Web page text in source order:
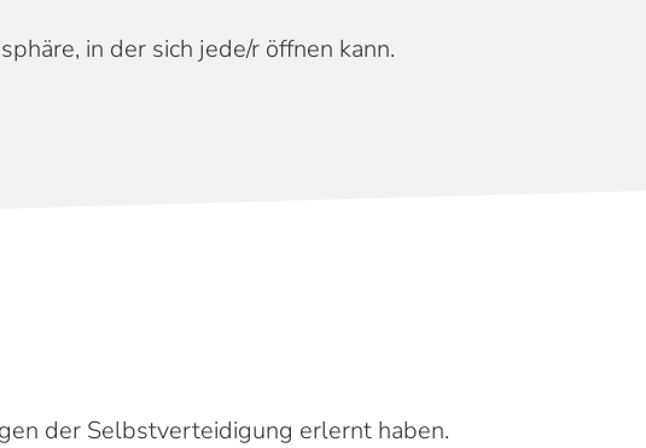
in der sich jede/r öffnen kann.
der Selbstverteidigung erlernt haben.